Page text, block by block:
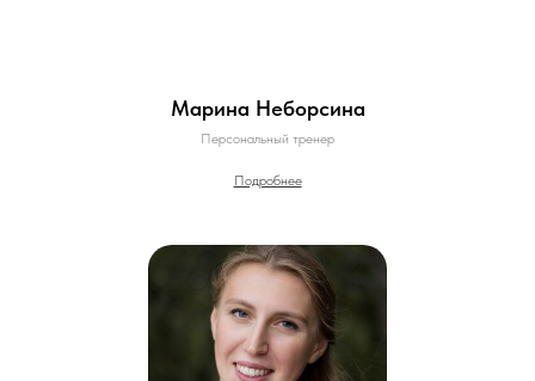
Марина Неборсина
Персональный тренер
Подробнее